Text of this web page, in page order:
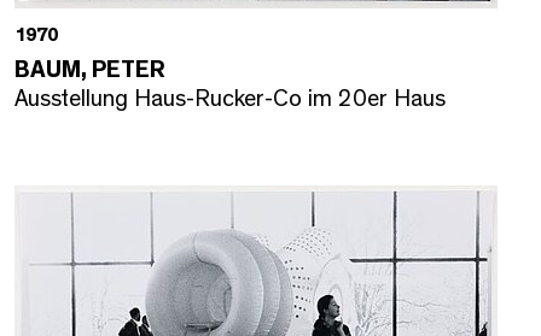
1970
BAUM, PETER
Ausstellung Haus-Rucker-Co im 20er Haus